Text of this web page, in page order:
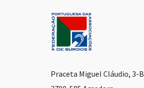
Praceta Miguel Cláudio, 3-B